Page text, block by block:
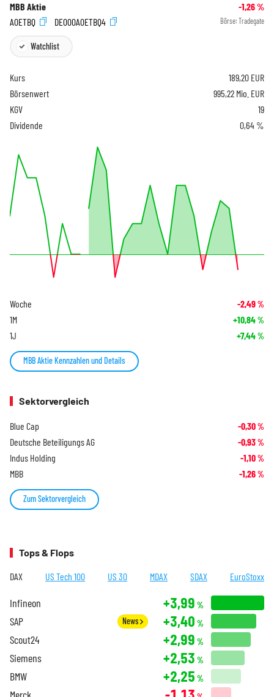
MBB Aktie -1,26%
A0ETBQ
DE000A0ETBQ4 Börse: Tradegate
Watchlist
Kurs 189,20 EUR
Börsenwert
995,22 Mio. EUR
KGV
19
Dividende
0,64 %
Woche -2,49%
1M +10,84%
1J +7,44%
MBB Aktie Kennzahlen und Details
Sektorvergleich
Blue Cap -0,30%
Deutsche Beteiligungs AG -0,93%
Indus Holding -1,10%
MBB -1,26%
Zum Sektorvergleich
Tops & Flops
DAX US Tech 100 US 30 MDAX SDAX EuroStoxx
Infineon +3,99 %
SAP News +3,40 %
Scout24 +2,99 %
Siemens +2,53 %
BMW +2,25 %